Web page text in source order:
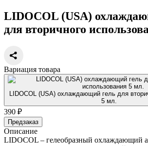
LIDOCOL (USA)
для вторичного
Вариация товара
LIDOCOL (USA) охлаждающий гель для
5 мл.
390 ₽
Предзаказ
Описание
LIDOCOL – гелеобразный охлаждающий